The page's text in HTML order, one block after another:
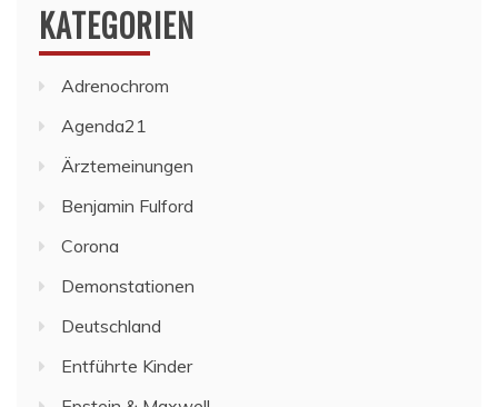
KATEGORIEN
Adrenochrom
Agenda21
Ärztemeinungen
Benjamin Fulford
Corona
Demonstationen
Deutschland
Entführte Kinder